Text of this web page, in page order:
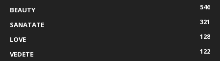
BEAUTY
546
SANATATE
321
LOVE
128
VEDETE
122